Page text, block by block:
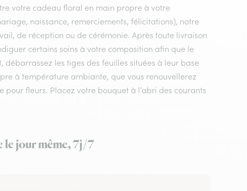
votre cadeau floral en main propre à votre
naissance, remerciements, félicitations), notre
de réception ou de cérémonie. Après toute livraison
certains soins à votre composition afin que le
les tiges des feuilles situées à leur base
à température ambiante, que vous renouvellerez
fleurs. Placez votre bouquet à l’abri des courants
le jour même, 7j/7